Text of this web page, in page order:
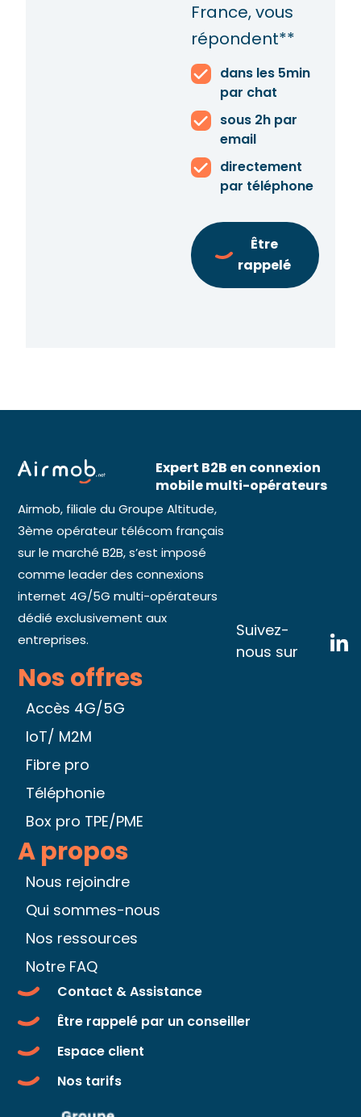
France, vous
répondent**
dans les 5min
par chat
sous 2h par
email
directement
par téléphone
Être
rappelé
Expert B2B en connexion
mobile multi-opérateurs
Airmob, filiale du Groupe Altitude,
3ème opérateur télécom français
sur le marché B2B, s’est imposé
comme leader des connexions
internet 4G/5G multi-opérateurs
dédié exclusivement aux
entreprises.
Suivez-
nous sur
A propos
Nous rejoindre
Qui sommes-nous
Nos ressources
Notre FAQ
Nos offres
Accès 4G/5G
IoT/ M2M
Fibre pro
Téléphonie
Box pro TPE/PME
Contact & Assistance
Être rappelé par un conseiller
Espace client
Nos tarifs